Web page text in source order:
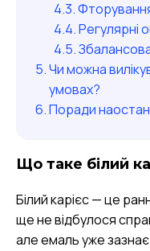
Регулярні
Чи можна
умовах?
Поради
Що таке білий
Білий карієс — це
ще не відбулося
але емаль уже зазнає